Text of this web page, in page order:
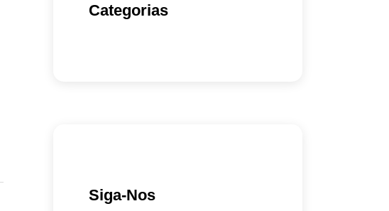
Categorias
Siga-Nos